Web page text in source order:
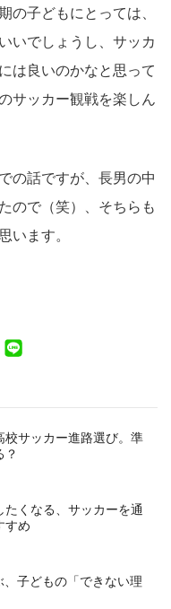
の子どもにとっては、
いでしょうし、サッカ
は良いのかなと思って
サッカー観戦を楽しん
の話ですが、長男の中
ので（笑）、そちらも
います。
校サッカー進路選び。準
？
くなる、サッカーを通
すめ
子どもの「できない理